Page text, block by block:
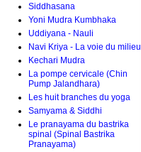
Siddhasana
Yoni Mudra Kumbhaka
Uddiyana - Nauli
Navi Kriya - La voie du milieu
Kechari Mudra
La pompe cervicale (Chin
Pump Jalandhara)
Les huit branches du yoga
Samyama & Siddhi
Le pranayama du bastrika
spinal (Spinal Bastrika
Pranayama)